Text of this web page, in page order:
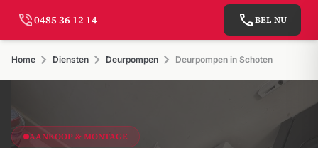
phone_in_talk0485 36 12 14 callBEL NU
Home chevron_right Diensten chevron_right Deurpompen chevron_right Deurpompen in Schoten
AANKOOP & MONTAGE